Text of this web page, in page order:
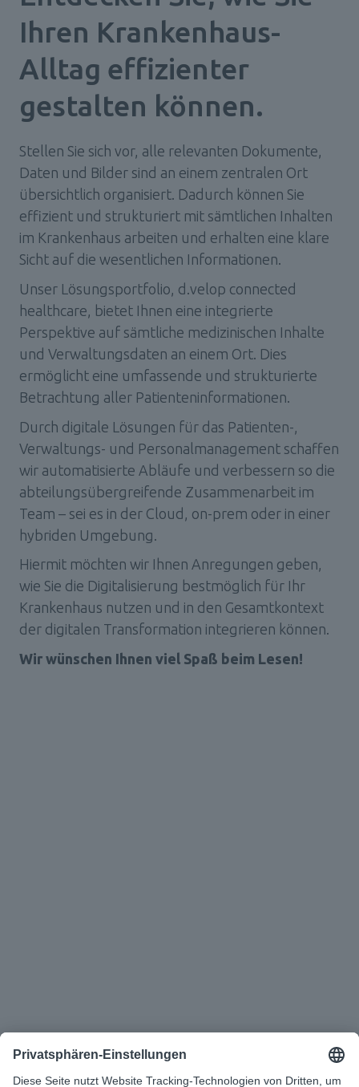
Ihren Krankenhaus-
Alltag effizienter
gestalten können.
Stellen Sie sich vor, alle relevanten Dokumente,
Daten und Bilder sind an einem zentralen Ort
übersichtlich organisiert. Dadurch können Sie
effizient und strukturiert mit sämtlichen Inhalten
im Krankenhaus arbeiten und erhalten eine klare
Sicht auf die wesentlichen Informationen.
Unser Lösungsportfolio, d.velop connected
healthcare, bietet Ihnen eine integrierte
Perspektive auf sämtliche medizinischen Inhalte
und Verwaltungsdaten an einem Ort. Dies
ermöglicht eine umfassende und strukturierte
Betrachtung aller Patienteninformationen.
Durch digitale Lösungen für das Patienten-,
Verwaltungs- und Personalmanagement schaffen
wir automatisierte Abläufe und verbessern so die
abteilungsübergreifende Zusammenarbeit im
Team – sei es in der Cloud, on-prem oder in einer
hybriden Umgebung.
Hiermit möchten wir Ihnen Anregungen geben,
wie Sie die Digitalisierung bestmöglich für Ihr
Krankenhaus nutzen und in den Gesamtkontext
der digitalen Transformation integrieren können.
Wir wünschen Ihnen viel Spaß beim Lesen!
Health & Care | d.velop AG